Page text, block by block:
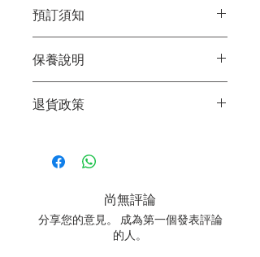
預訂須知
定日期取貨請提早10 - 14天前落單🤗
2/ 下單後24小時內會有專人電郵確認訂
單
3/ 取貨時需要出示確認訊息 或 訂單編
店】
6/ 送貨訂單：本店只提供營業時間內送
貨。運費請參考
常見問題。
7/ 營業時間：請參考本網站
保養說明
2/ 運送時避免大力搖晃
退貨政策
作，不設退換。
尚無評論
分享您的意見。 成為第一個發表評論
的人。